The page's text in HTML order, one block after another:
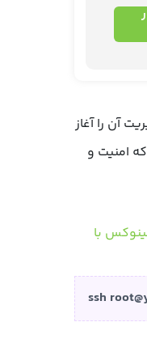
آن را آغاز
امنیت و
با
ssh